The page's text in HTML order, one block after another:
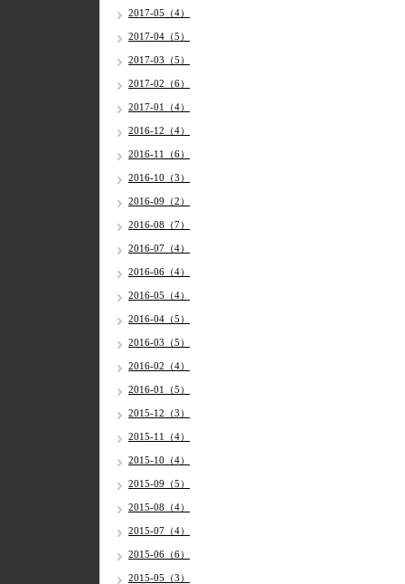
2017-05（4）
2017-04（5）
2017-03（5）
2017-02（6）
2017-01（4）
2016-12（4）
2016-11（6）
2016-10（3）
2016-09（2）
2016-08（7）
2016-07（4）
2016-06（4）
2016-05（4）
2016-04（5）
2016-03（5）
2016-02（4）
2016-01（5）
2015-12（3）
2015-11（4）
2015-10（4）
2015-09（5）
2015-08（4）
2015-07（4）
2015-06（6）
2015-05（3）